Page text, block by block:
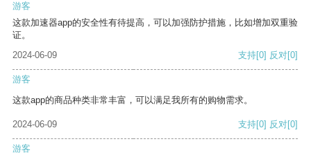
游客
这款加速器app的安全性有待提高，可以加强防护措施，比如增加双重验
证。
2024-06-09
支持[0] 反对[0]
游客
这款app的商品种类非常丰富，可以满足我所有的购物需求。
2024-06-09 支持[0] 反对[0]
游客